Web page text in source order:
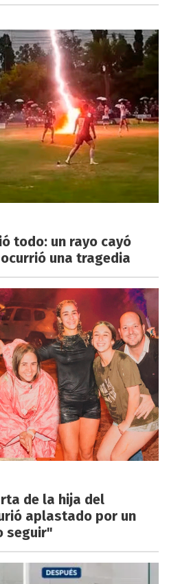
todo: un rayo cayó
una tragedia
de la hija del
aplastado por un
seguir"